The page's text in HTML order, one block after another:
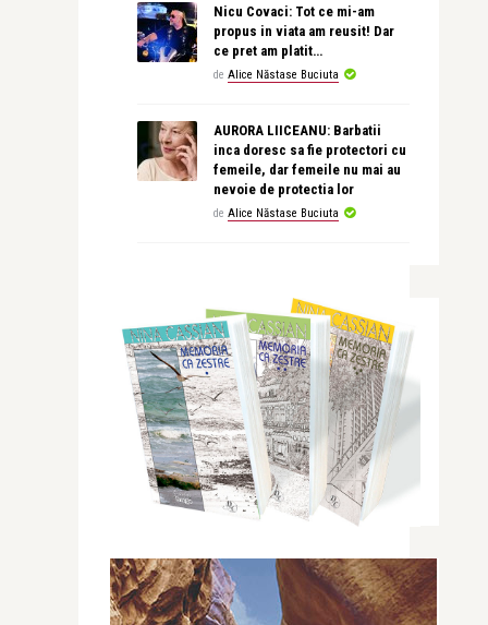
Nicu Covaci: Tot ce mi-am
propus in viata am reusit! Dar
ce pret am platit…
de Alice Năstase Buciuta
AURORA LIICEANU: Barbatii
inca doresc sa fie protectori cu
femeile, dar femeile nu mai au
nevoie de protectia lor
de Alice Năstase Buciuta